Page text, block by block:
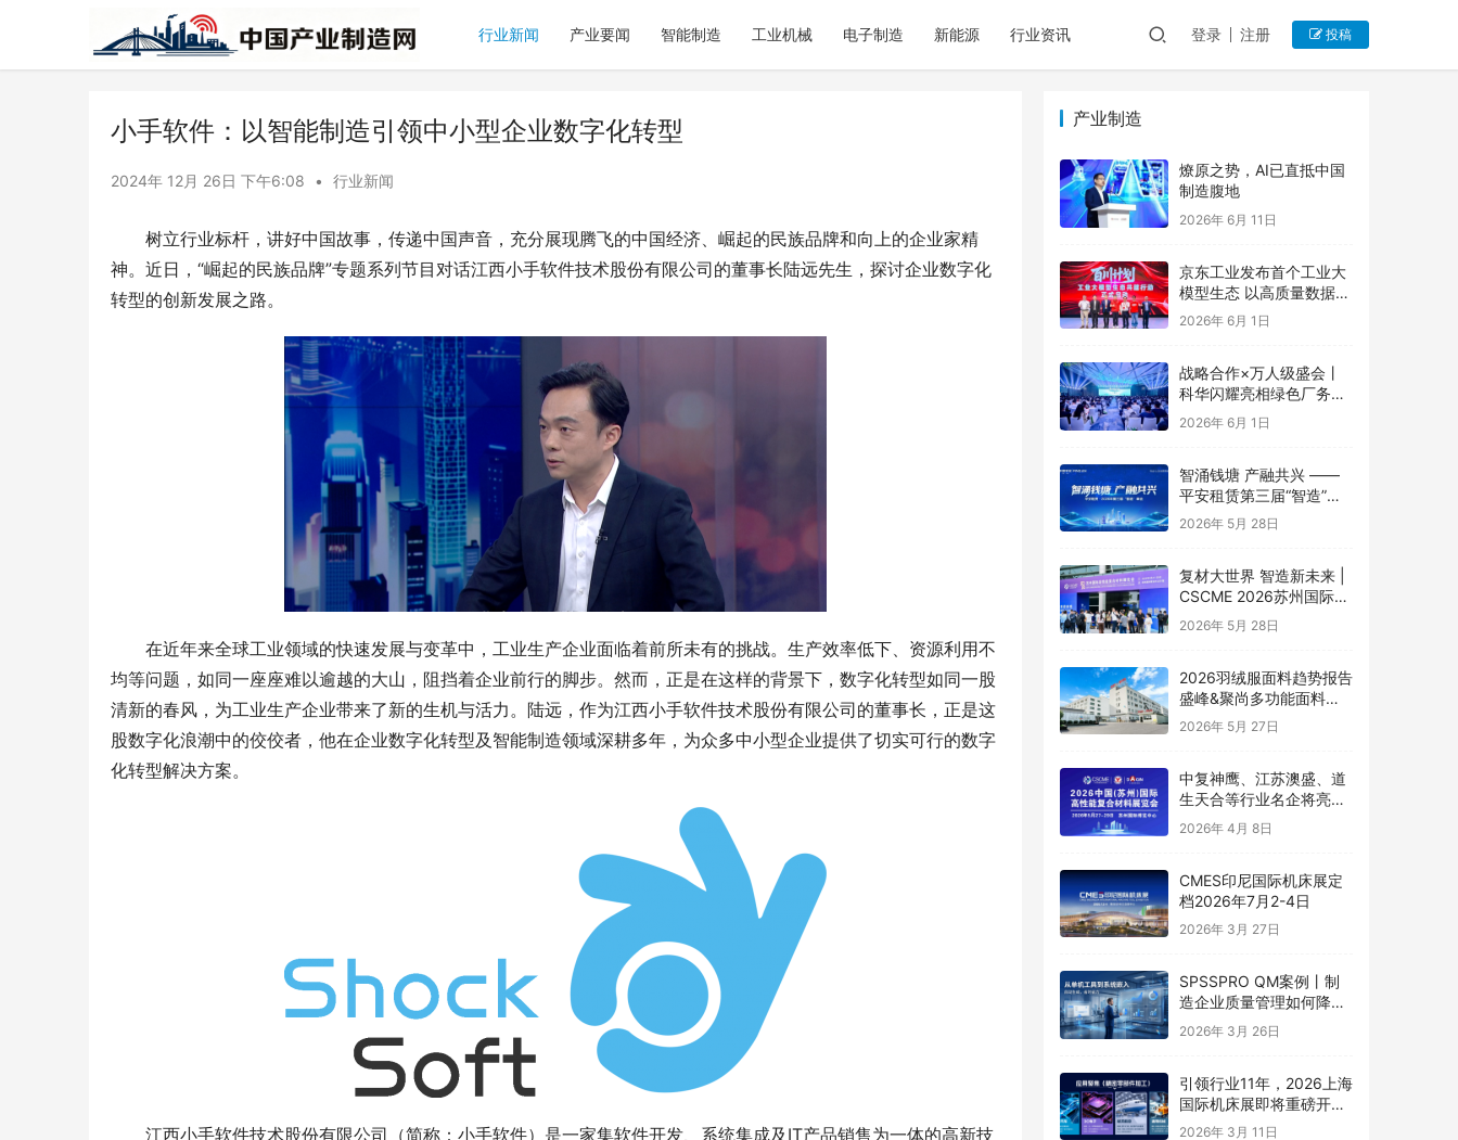
行业新闻 产业要闻 智能制造 工业机械 电子制造 新能源 行业资讯 登录 注册 投稿
小手软件：以智能制造引领中小型企业数字化转型
2024年 12月 26日 下午6:08 • 行业新闻
树立行业标杆，讲好中国故事，传递中国声音，充分展现腾飞的中国经济、崛起的民族品牌和向上的企业家精
神。近日，“崛起的民族品牌”专题系列节目对话江西小手软件技术股份有限公司的董事长陆远先生，探讨企业数字化
转型的创新发展之路。
在近年来全球工业领域的快速发展与变革中，工业生产企业面临着前所未有的挑战。生产效率低下、资源利用不
均等问题，如同一座座难以逾越的大山，阻挡着企业前行的脚步。然而，正是在这样的背景下，数字化转型如同一股
清新的春风，为工业生产企业带来了新的生机与活力。陆远，作为江西小手软件技术股份有限公司的董事长，正是这
股数字化浪潮中的佼佼者，他在企业数字化转型及智能制造领域深耕多年，为众多中小型企业提供了切实可行的数字
化转型解决方案。
江西小手软件技术股份有限公司（简称：小手软件）是一家集软件开发、系统集成及IT产品销售为一体的高新技
产业制造
燎原之势，AI已直抵中国
制造腹地
2026年 6月 11日
京东工业发布首个工业大
模型生态 以高质量数据集
和细分领域模型为产业增
2026年 6月 1日
战略合作×万人级盛会丨
科华闪耀亮相绿色厂务大
会，与行业共谋新章
2026年 6月 1日
智涌钱塘 产融共兴 ——
平安租赁第三届“智造”峰
会顺利举办
2026年 5月 28日
复材大世界 智造新未来 |
CSCME 2026苏州国际复
合材料展览会隆重开幕！
2026年 5月 28日
2026羽绒服面料趋势报告
盛峰&聚尚多功能面料创
新实践
2026年 5月 27日
中复神鹰、江苏澳盛、道
生天合等行业名企将亮相
5月苏州复材展！
2026年 4月 8日
CMES印尼国际机床展定
档2026年7月2-4日
2026年 3月 27日
SPSSPRO QM案例丨制
造企业质量管理如何降本
80%，提效10倍？
2026年 3月 26日
引领行业11年，2026上海
国际机床展即将重磅开
幕，中国机床开春风向
2026年 3月 11日
2026年东莞乐诺电子电解电容代理业务覆
商混站专用混凝土外加剂公司参考：天祥新
2026年8月登峰宇包材：解锁市场产品包装
全部工业仿真软件合集有哪些？2026年五